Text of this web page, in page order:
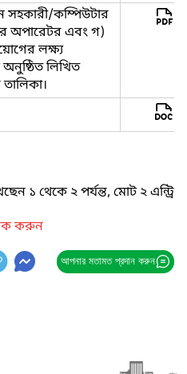
সহকারী/কম্পিউটার
অপারেটর এবং গ)
লক্ষ্য
অনুষ্ঠিত লিখিত
তালিকা।
১ থেকে ২ পর্যন্ত, মোট ২ এন্ট্রি
করুন
আপনার মতামত প্রদান করুন